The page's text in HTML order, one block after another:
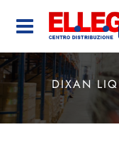
Open
DIXAN